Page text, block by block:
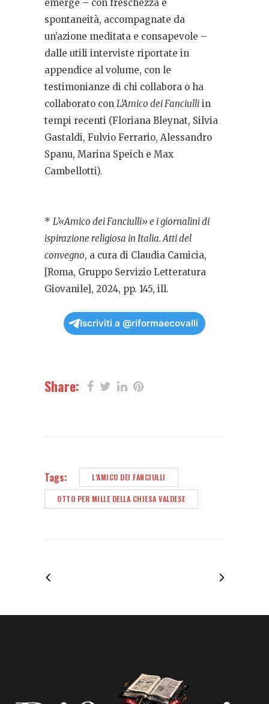
emerge – con freschezza e
spontaneità, accompagnate da
un’azione meditata e consapevole –
dalle utili interviste riportate in
appendice al volume, con le
testimonianze di chi collabora o ha
collaborato con L’Amico dei Fanciulli in
tempi recenti (Floriana Bleynat, Silvia
Gastaldi, Fulvio Ferrario, Alessandro
Spanu, Marina Speich e Max
Cambellotti).
* L’«Amico dei Fanciulli» e i giornalini di
ispirazione religiosa in Italia. Atti del
convegno, a cura di Claudia Camicia,
[Roma, Gruppo Servizio Letteratura
Giovanile], 2024, pp. 145, ill.
Iscriviti a @riformaecovalli
Share:
Tags: L’AMICO DEI FANCIULLI
OTTO PER MILLE DELLA CHIESA VALDESE